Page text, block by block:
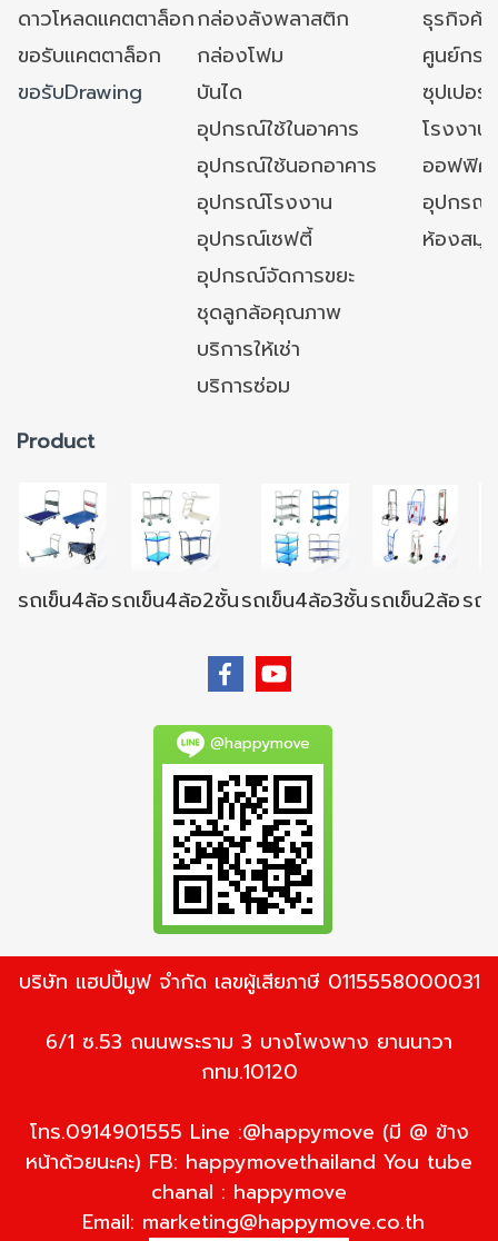
ขอบคิ้วป้องกันการสึกหรอของ
เหล็ก, บัมเปอร์, ลูกล้อเป็นยาง
แบบหนา นิ่มนวลและไม่แตกแบบ
ล้อเนื้อแข็งทั่วไป รุนมาตรฐาน
เป็นแบบล้อหมุนทั้งหมด 4 ล้อ
(เหมาะสำหรับที่แคบเลี้ยวทางโค้ง
ได้ง่าย ล้อจะไม่สึกหรอเร็ว) หาก
ต้องการล้อหมุนได้ 2 ตัวและ
หมุนไม่ได้ 2 ตัว(เหมาะสำหรับ
การใช้งานทางตรง ต้องการ
เนื้อที่ในการตีวงเลี้ยว) กรุณา
แจ้งล่วงหน้า สามารถติดตั้งโซ่
กันไฟฟ้าสถิตย์ หรือล้อทาง
เลื่อนได้ กรุณาติดต่อฝ่ายขาย
ขอบคิ้วป้องกันการสึกหรอของ
เหล็ก, บัมเปอร์, ลูกล้อเป็นยาง
แบบหนา นิ่มนวลและไม่แตกแบบ
ล้อเนื้อแข็งทั่วไป รุนมาตรฐาน
เป็นแบบล้อหมุนทั้งหมด 4 ล้อ
(เหมาะสำหรับที่แคบเลี้ยวทางโค้ง
ได้ง่าย ล้อจะไม่สึกหรอเร็ว) หาก
ต้องการล้อหมุนได้ 2 ตัวและ
หมุนไม่ได้ 2 ตัว(เหมาะสำหรับ
การใช้งานทางตรง ต้องการ
แจ้งล่วงหน้า สามารถติดตั้งโซ่
กันไฟฟ้าสถิตย์ หรือล้อทาง
ดาวโหลดแคตตาล็อกกล่องลังพลาสติก
ธุรกิจค้
ขอรับแคตตาล็อก
กล่องโฟม
ศูนย์กร
ขอรับDrawing
บันได
ซุปเปอ
อุปกรณ์ใช้ในอาคาร
โรงงา
อุปกรณ์ใช้นอกอาคาร
ออฟฟิศ/
อุปกรณ์โรงงาน
อุปกรณ์
อุปกรณ์เซฟตี้
ห้องสมุ
อุปกรณ์จัดการขยะ
ชุดลูกล้อคุณภาพ
บริการให้เช่า
บริการซ่อม
Product
รถเข็น4ล้อรถเข็น4ล้อ2ชั้นรถเข็น4ล้อ3ชั้นรถเข็น2ล้อรถ
@happymove
บริษัท แฮปปี้มูฟ จำกัด เลขผู้เสียภาษี 0115558000031
6/1 ซ.53 ถนนพระราม 3 บางโพงพาง ยานนาวา
กทม.10120
โทร.0914901555 Line :@happymove (มี @ ข้าง
หน้าด้วยนะคะ) FB: happymovethailand You tube
chanal : happymove
Email: marketing@happymove.co.th